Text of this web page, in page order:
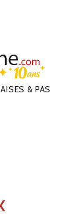
& PAS